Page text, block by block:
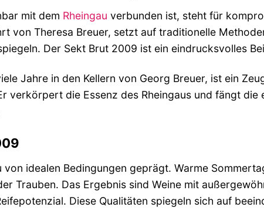
mit dem Rheingau verbunden ist, steht für
von Theresa Breuer, setzt auf traditionelle
Der Sekt Brut 2009 ist ein eindrucksvolles
Jahre in den Kellern von Georg Breuer, ist ein
verkörpert die Essenz des Rheingaus und fängt
idealen Bedingungen geprägt. Warme
Trauben. Das Ergebnis sind Weine mit
Diese Qualitäten spiegeln sich auf